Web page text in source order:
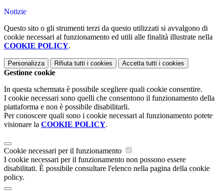
Notizie
Questo sito o gli strumenti terzi da questo utilizzati si avvalgono di
cookie necessari al funzionamento ed utili alle finalità illustrate nella
COOKIE POLICY.
Personalizza Rifiuta tutti i cookies Accetta tutti i cookies
Gestione cookie
In questa schermata è possibile scegliere quali cookie consentire.
I cookie necessari sono quelli che consentono il funzionamento della
piattaforma e non è possibile disabilitarli.
Per conoscere quali sono i cookie necessari al funzionamento potete
visionare la COOKIE POLICY.
Cookie necessari per il funzionamento
I cookie necessari per il funzionamento non possono essere
disabilitati. È possibile consultare l'elenco nella pagina della cookie
policy.